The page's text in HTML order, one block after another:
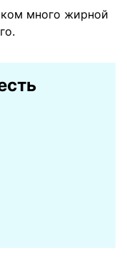
много жирной